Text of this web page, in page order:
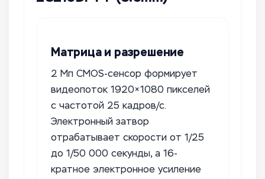
Матрица и разрешение
2 Мп CMOS-сенсор формирует
видеопоток 1920×1080 пикселей
с частотой 25 кадров/с.
Электронный затвор
отрабатывает скорости от 1/25
до 1/50 000 секунды, а 16-
кратное электронное усиление